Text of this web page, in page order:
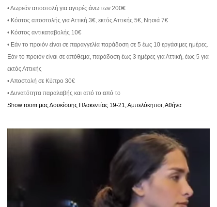
• Δωρεάν αποστολή για αγορές άνω των 200€
• Κόστος αποστολής για Αττική 3€, εκτός Αττικής 5€, Νησιά 7€
• Κόστος αντικαταβολής 10€
• Εάν το προιόν είναι σε παραγγελία παράδοση σε 5 έως 10 εργάσιμες ημέρες.
Εάν το προιόν είναι σε απόθεμα, παράδοση έως 3 ημέρες για Αττική, έως 5 για
εκτός Αττικής
• Αποστολή σε Κύπρο 30€
• Δυνατότητα παραλαβής και από το από το
Show room μας Δουκίσσης Πλακεντίας 19-21, Αμπελόκηποι, Αθήνα